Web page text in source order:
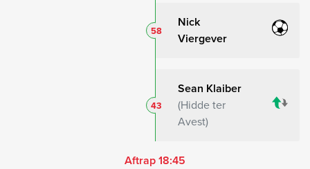
Nick
Viergever
58
Sean Klaiber
Hidde ter
Avest
43
Aftrap 18:45